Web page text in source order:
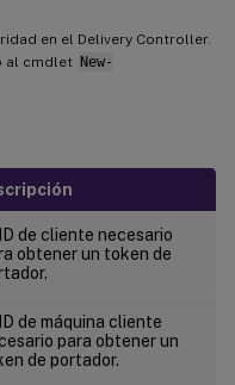
en el Delivery Controller.
al cmdlet New-
de cliente necesario
obtener un token de
de máquina cliente
para obtener un
de portador.